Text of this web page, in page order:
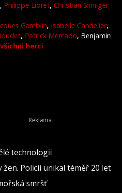
, Philippe Lioret, Christian Sinniger
Gamblin, Isabelle Candelier,
, Patrick Mercado, Benjamin
všichni herci
technologii
Policii unikal téměř 20 let
smršť